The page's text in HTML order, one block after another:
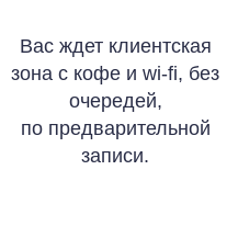
Вас ждет клиентская
зона с кофе и wi-fi, без
очередей,
по предварительной
записи.